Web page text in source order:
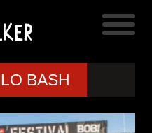
BASH